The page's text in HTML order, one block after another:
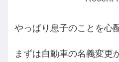
やっぱり息子のことを心
まずは自動車の名義変更